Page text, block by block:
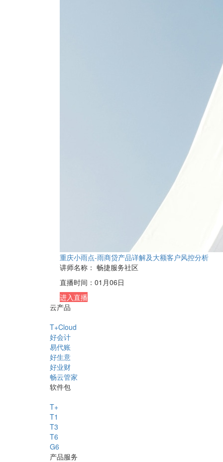
重庆小雨点-雨商贷产品详解及大额客户风控分析
讲师名称： 畅捷服务社区
直播时间： 01月06日
进入直播
云产品
T+Cloud
好会计
易代账
好生意
好业财
畅云管家
软件包
T+
T1
T3
T6
G6
产品服务